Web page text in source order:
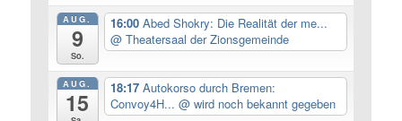
AUG.
9
So.
16:00 Abed Shokry: Die Realität der me...
@ Theatersaal der Zionsgemeinde
AUG.
15
18:17 Autokorso durch Bremen:
Convoy4H... @ wird noch bekannt gegeben